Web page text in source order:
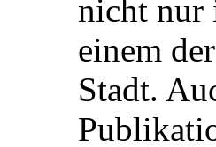
nicht nur
einem
Stadt.